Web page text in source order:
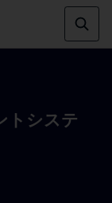
トシステ